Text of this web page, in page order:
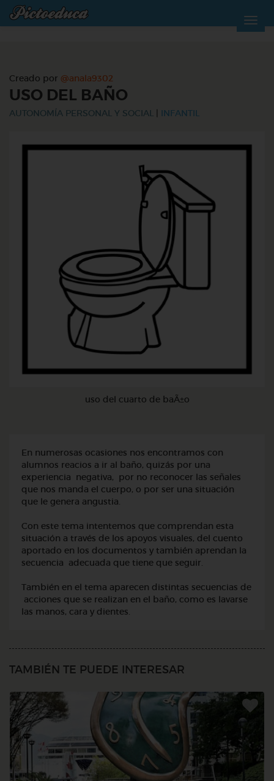
Creado por @anala9302
USO DEL BAÑO
AUTONOMÍA PERSONAL Y SOCIAL INFANTIL
uso del cuarto de baÃ±o
En numerosas ocasiones nos encontramos con
alumnos reacios a ir al baño, quizás por una
experiencia negativa, por no reconocer las señales
que nos manda el cuerpo, o por ser una situación
que le genera angustia.
Con este tema intentemos que comprendan esta
situación a través de los apoyos visuales, del cuento
aportado en los documentos y también aprendan la
secuencia adecuada que tiene que seguir.
También en el tema aparecen distintas secuencias de
acciones que se realizan en el baño, como es lavarse
las manos, cara y dientes.
TAMBIÉN TE PUEDE INTERESAR